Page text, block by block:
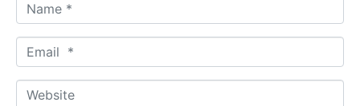
a
m
*
m
aW